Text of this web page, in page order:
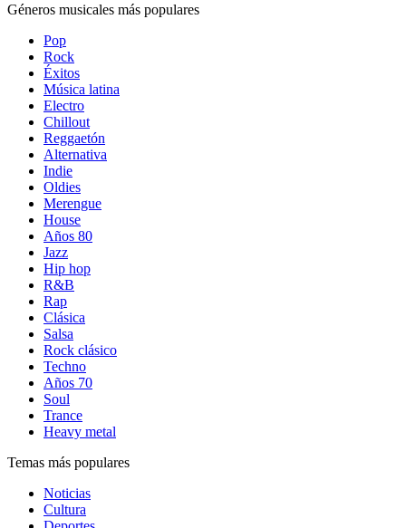
Géneros musicales más populares
Pop
Rock
Éxitos
Música latina
Electro
Chillout
Reggaetón
Alternativa
Indie
Oldies
Merengue
House
Años 80
Jazz
Hip hop
R&B
Rap
Clásica
Salsa
Rock clásico
Techno
Años 70
Soul
Trance
Heavy metal
Temas más populares
Noticias
Cultura